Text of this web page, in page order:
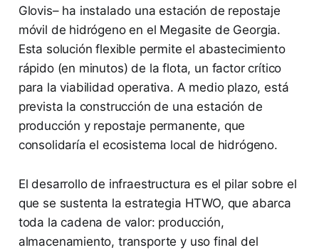
Glovis– ha instalado una estación de repostaje
móvil de hidrógeno en el Megasite de Georgia.
Esta solución flexible permite el abastecimiento
rápido (en minutos) de la flota, un factor crítico
para la viabilidad operativa. A medio plazo, está
prevista la construcción de una estación de
producción y repostaje permanente, que
consolidaría el ecosistema local de hidrógeno.
El desarrollo de infraestructura es el pilar sobre el
que se sustenta la estrategia HTWO, que abarca
toda la cadena de valor: producción,
almacenamiento, transporte y uso final del